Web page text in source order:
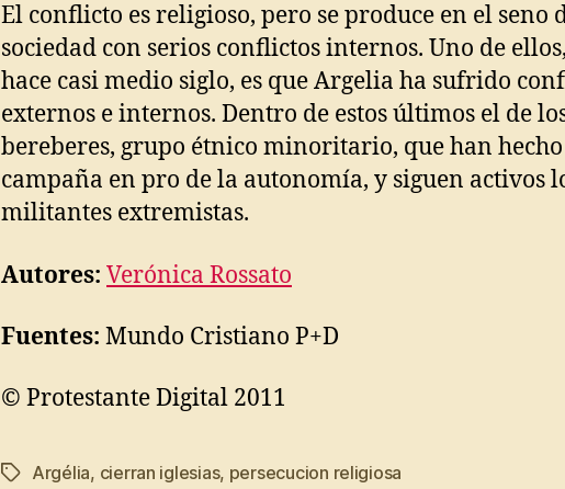
El conflicto es religioso, pero se produce en el seno
sociedad con serios conflictos internos. Uno de
hace casi medio siglo, es que Argelia ha sufrido
externos e internos. Dentro de estos últimos el de
bereberes, grupo étnico minoritario, que han
campaña en pro de la autonomía, y siguen activos
militantes extremistas.
Autores: Verónica Rossato
Fuentes: Mundo Cristiano P+D
© Protestante Digital 2011
TagsArgélia, cierran iglesias, persecucion religiosa